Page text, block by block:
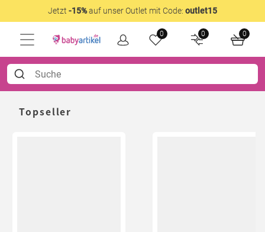
Jetzt -15%auf unser Outlet mit Code: outlet15
0 0 0
Topseller